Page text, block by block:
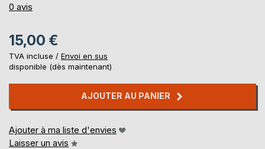
0%
0 avis
15,00 €
TVA incluse / Envoi en sus
disponible (dès maintenant)
AJOUTER AU PANIER
Ajouter à ma liste d'envies
Laisser un avis